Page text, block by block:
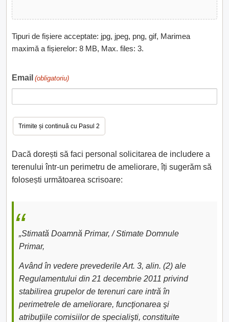
Tipuri de fișiere acceptate: jpg, jpeg, png, gif, Marimea
maximă a fișierelor: 8 MB, Max. files: 3.
Email (obligatoriu)
Dacă dorești să faci personal solicitarea de includere a
terenului într-un perimetru de ameliorare, îți sugerăm să
folosești următoarea scrisoare:
„Stimată Doamnă Primar, / Stimate Domnule
Primar,
Având în vedere prevederile Art. 3, alin. (2) ale
Regulamentului din 21 decembrie 2011 privind
stabilirea grupelor de terenuri care intră în
perimetrele de ameliorare, funcţionarea şi
atribuţiile comisiilor de specialişti, constituite